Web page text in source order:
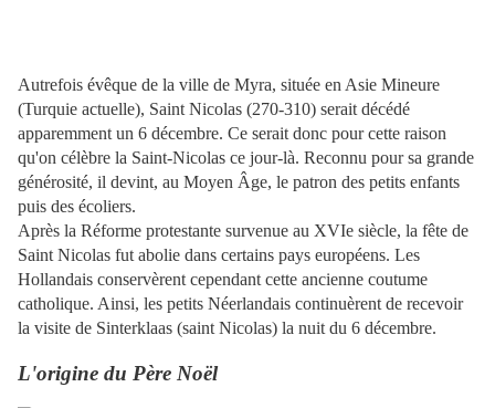
Autrefois évêque de la ville de Myra, située en Asie Mineure
(Turquie actuelle), Saint Nicolas (270-310) serait décédé
apparemment un 6 décembre. Ce serait donc pour cette raison
qu'on célèbre la Saint-Nicolas ce jour-là. Reconnu pour sa grande
générosité, il devint, au Moyen Âge, le patron des petits enfants
puis des écoliers.
Après la Réforme protestante survenue au XVIe siècle, la fête de
Saint Nicolas fut abolie dans certains pays européens. Les
Hollandais conservèrent cependant cette ancienne coutume
catholique. Ainsi, les petits Néerlandais continuèrent de recevoir
la visite de Sinterklaas (saint Nicolas) la nuit du 6 décembre.
L'origine du Père Noël